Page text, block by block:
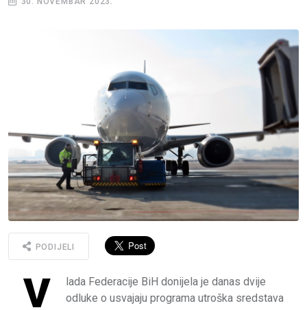
PODIJELI
V
lada Federacije BiH donijela je danas dvije
odluke o usvajaju programa utroška sredstava